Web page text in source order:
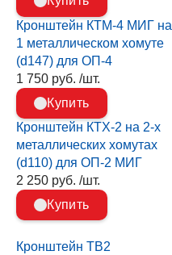
Кронштейн КТМ-4 МИГ на
1 металлическом хомуте
(d147) для ОП-4
1 750 руб. /шт.
Купить
Кронштейн КТХ-2 на 2-х
металлических хомутах
(d110) для ОП-2 МИГ
2 250 руб. /шт.
Купить
Кронштейн ТВ2